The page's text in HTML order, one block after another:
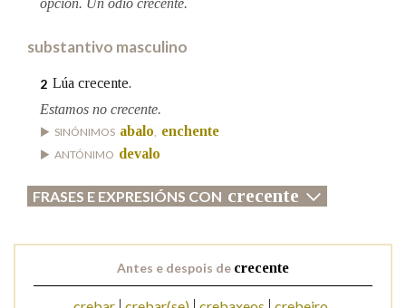
Contén
BUSCAR NO CONTIDO
Nas definicións
Nos exemplos
substantivo masculino
2 Lúa crecente.
Estamos no crecente.
SINÓNIMOS abalo, enchente
ANTÓNIMO devalo
FRASES E EXPRESIÓNS CON crecente
Antes e despois de crecente